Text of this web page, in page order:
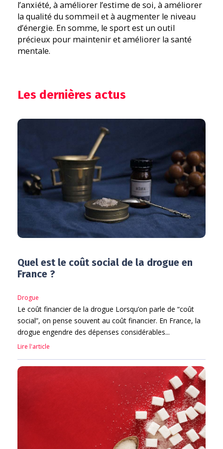
l’anxiété, à améliorer l’estime de soi, à améliorer
la qualité du sommeil et à augmenter le niveau
d’énergie. En somme, le sport est un outil
précieux pour maintenir et améliorer la santé
mentale.
Les dernières actus
Quel est le coût social de la drogue en
France ?
Drogue
Le coût financier de la drogue Lorsqu’on parle de “coût
social”, on pense souvent au coût financier. En France, la
drogue engendre des dépenses considérables...
Lire l'article